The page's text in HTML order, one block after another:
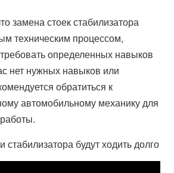
замена стоек стабилизатора
техническим процессом,
определенных навыков
нет нужных навыков или
обратиться к
автомобильному механику для
стабилизатора будут ходить долго